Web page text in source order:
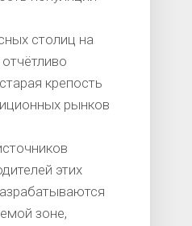
столиц на
крепость
рынков
этих
зоне,